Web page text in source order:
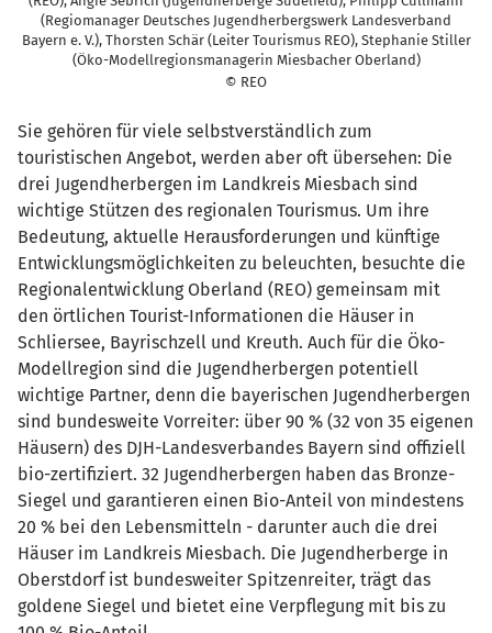
(Regiomanager Deutsches Jugendherbergswerk Landesverband
Bayern e. V.), Thorsten Schär (Leiter Tourismus REO), Stephanie Stiller
(Öko-Modellregionsmanagerin Miesbacher Oberland)
© REO
Sie gehören für viele selbstverständlich zum
touristischen Angebot, werden aber oft übersehen: Die
drei Jugendherbergen im Landkreis Miesbach sind
wichtige Stützen des regionalen Tourismus. Um ihre
Bedeutung, aktuelle Herausforderungen und künftige
Entwicklungsmöglichkeiten zu beleuchten, besuchte die
Regionalentwicklung Oberland (REO) gemeinsam mit
den örtlichen Tourist-Informationen die Häuser in
Schliersee, Bayrischzell und Kreuth. Auch für die Öko-
Modellregion sind die Jugendherbergen potentiell
wichtige Partner, denn die bayerischen Jugendherbergen
sind bundesweite Vorreiter: über 90 % (32 von 35 eigenen
Häusern) des DJH-Landesverbandes Bayern sind offiziell
bio-zertifiziert. 32 Jugendherbergen haben das Bronze-
Siegel und garantieren einen Bio-Anteil von mindestens
20 % bei den Lebensmitteln - darunter auch die drei
Häuser im Landkreis Miesbach. Die Jugendherberge in
Oberstdorf ist bundesweiter Spitzenreiter, trägt das
goldene Siegel und bietet eine Verpflegung mit bis zu